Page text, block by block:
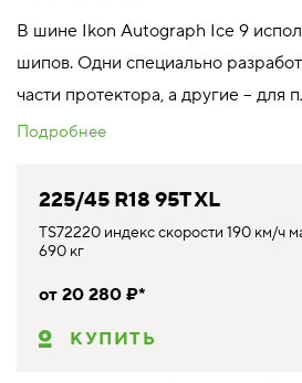
В шине Ikon Autograph Ice 9
шипов. Одни специально
части протектора, а другие – для
Подробнее
225/45 R18 95T XL
TS72220 индекс скорости 190 км/ч
690 кг
от 20 280 ₽*
КУПИТЬ